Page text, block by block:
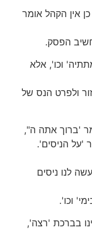
אין הקהל אומר
הפסק.
וכו', אלא
ולפרט הנס של
'ברוך אתה ה",
'על הניסים'.
לנו ניסים
וכו'.
בברכת 'רצה',